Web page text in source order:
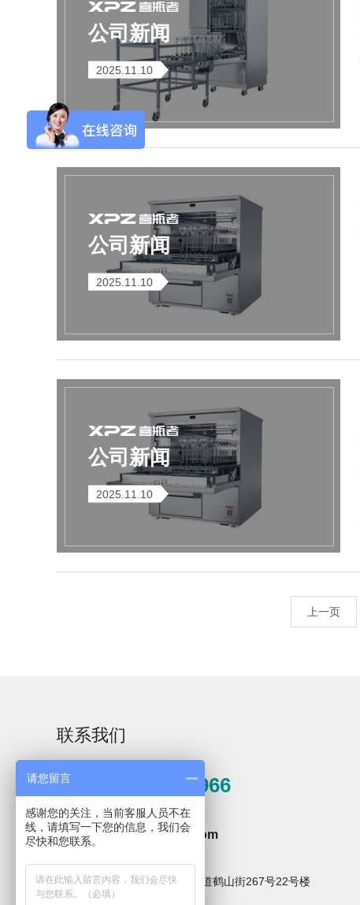
Aurora-2实验室洗
瓶机
石油化工专用清洗
机
F系列
全自动洗瓶机
全自动洗瓶机
Flash-2/F2实验室
全自动洗瓶机
海洋环境专用清洗
C系列
全自动洗瓶机Capt
公司新闻
2025.11.10
公司新闻
2025.11.10
公司新闻
2025.11.10
上一页
联系我们
0571-81389966
邮箱
hzxpz2014@163.com
地址
杭州市临安区青山湖街道鹤山街267号22号楼
请您留言
感谢您的关注，当前客服人员不在
线，请填写一下您的信息，我们会
尽快和您联系。